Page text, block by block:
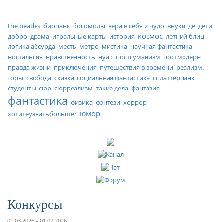
the beatles биопанк богомолы вера в себя и чудо внуки де дети
добро драма игральные карты история космос летний блиц
логика абсурда месть метро мистика научная фантастика
ностальгия нравственность нуар постгуманизм постмодерн
правда жизни приключения путешествия в времени реализм.
горы свобода сказка социальная фантастика сплаттерпанк
студенты сюр сюрреализм такие дела фантазия
фантастика физика фэнтези хоррор
хотитеузнатьбольше? юмор
Конкурсы
01.03.2026 – 01.07.2026